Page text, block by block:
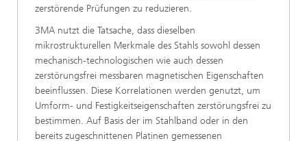
zerstörende Prüfungen zu reduzieren.
3MA nutzt die Tatsache, dass dieselben
mikrostrukturellen Merkmale des Stahls sowohl dessen
mechanisch-technologischen wie auch dessen
zerstörungsfrei messbaren magnetischen Eigenschaften
beeinflussen. Diese Korrelationen werden genutzt, um
Umform- und Festigkeitseigenschaften zerstörungsfrei zu
bestimmen. Auf Basis der im Stahlband oder in den
bereits zugeschnittenen Platinen gemessenen